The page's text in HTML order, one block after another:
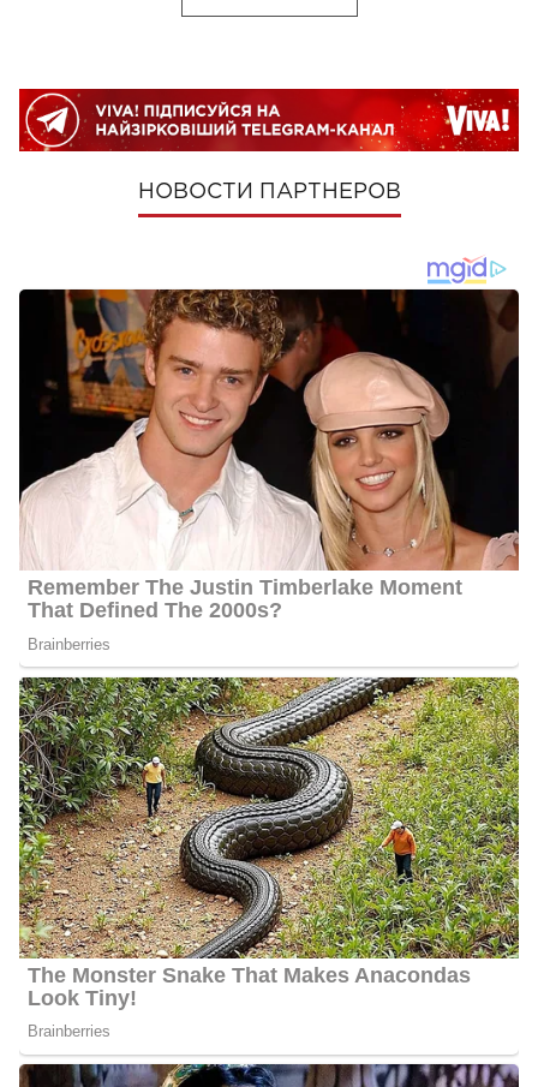
НОВОСТИ ПАРТНЕРОВ